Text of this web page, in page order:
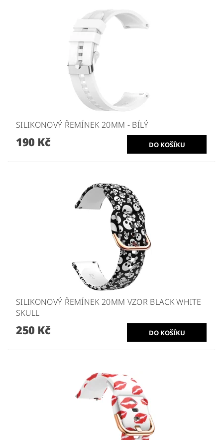
SILIKONOVÝ ŘEMÍNEK 20MM - BÍLÝ
190 Kč
SILIKONOVÝ ŘEMÍNEK 20MM VZOR BLACK WHITE
SKULL
250 Kč